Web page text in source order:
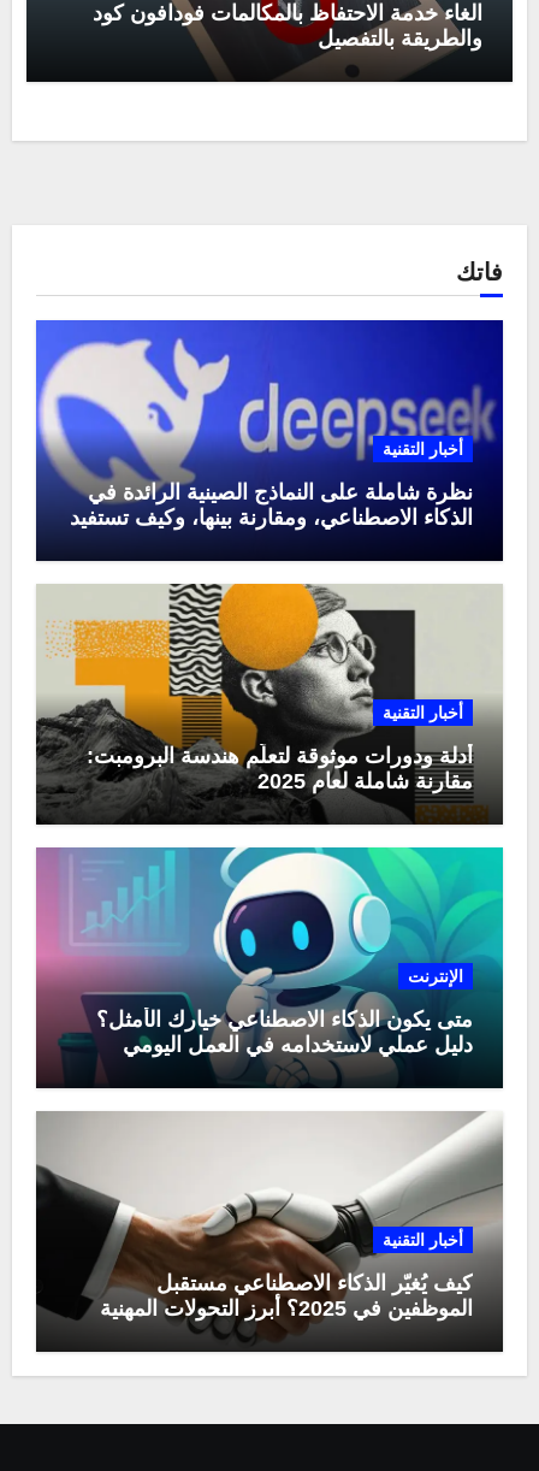
الغاء خدمة الاحتفاظ بالمكالمات فودافون كود
والطريقة بالتفصيل
فاتك
أخبار التقنية
نظرة شاملة على النماذج الصينية الرائدة في
الذكاء الاصطناعي، ومقارنة بينها، وكيف تستفيد
أخبار التقنية
أدلة ودورات موثوقة لتعلّم هندسة البرومبت:
مقارنة شاملة لعام 2025
الإنترنت
متى يكون الذكاء الاصطناعي خيارك الأمثل؟
دليل عملي لاستخدامه في العمل اليومي
أخبار التقنية
كيف يُغيّر الذكاء الاصطناعي مستقبل
الموظفين في 2025؟ أبرز التحولات المهنية